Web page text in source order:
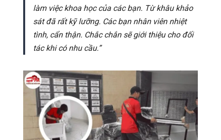
làm việc khoa học của các bạn. Từ khâu khảo
sát đã rất kỹ lưỡng. Các bạn nhân viên nhiệt
tình, cẩn thận. Chắc chắn sẽ giới thiệu cho đối
tác khi có nhu cầu.”